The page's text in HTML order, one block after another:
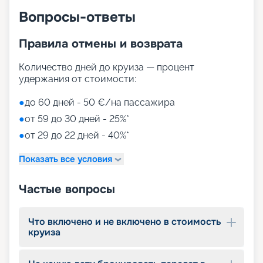
Вопросы-ответы
Правила отмены и возврата
Количество дней до круиза — процент
удержания от стоимости:
●до 60 дней - 50 €/на пассажира
●от 59 до 30 дней - 25%*
●от 29 до 22 дней - 40%*
Показать все условия
Частые вопросы
Что включено и не включено в стоимость
круиза